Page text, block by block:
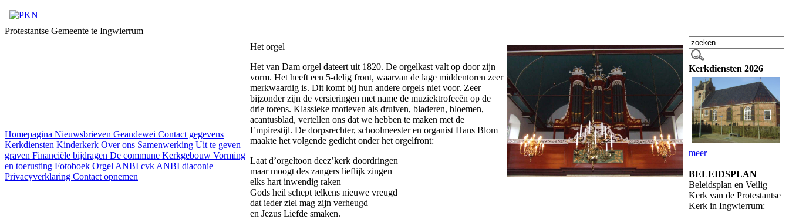
Protestantse Gemeente te Ingwierrum
Homepagina Nieuwsbrieven Geandewei Contact gegevens
Kerkdiensten Kinderkerk Over ons Samenwerking Uit te geven
graven Financiële bijdragen De commune Kerkgebouw Vorming
en toerusting Fotoboek Orgel ANBI cvk ANBI diaconie
Privacyverklaring Contact opnemen
Het orgel
Het van Dam orgel dateert uit 1820. De orgelkast valt op door zijn
vorm. Het heeft een 5-delig front, waarvan de lage middentoren zeer
merkwaardig is. Dit komt bij hun andere orgels niet voor. Zeer
bijzonder zijn de versieringen met name de muziektrofeeën op de
drie torens. Klassieke motieven als druiven, bladeren, bloemen,
acantusblad, vertellen ons dat we hebben te maken met de
Empirestijl. De dorpsrechter, schoolmeester en organist Hans Blom
maakte het volgende gedicht onder het orgelfront:
Laat d’orgeltoon deez’kerk doordringen
maar moogt des zangers lieflijk zingen
elks hart inwendig raken
Gods heil schept telkens nieuwe vreugd
dat ieder ziel mag zijn verheugd
en Jezus Liefde smaken.
Kerkdiensten 2026
meer
BELEIDSPLAN
Beleidsplan en Veilig
Kerk van de Protestantse
Kerk in Ingwierrum: